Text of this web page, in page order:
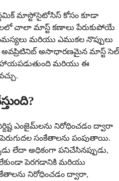
మాస్టోసైటోసిస్ కోసం కూడా
చాలా మాస్ట్ కణాలు పేరుకుపోయే
మరియు ఎముకల నొప్పులు
అవప్రిటినిబ్ అసాధారణమైన మాస్ట్ సెల్
మరియు ఈ
ఎంజైమ్‌లను నిరోధించడం ద్వారా
పెరుగుదల సంకేతాలను పంపుతాయి.
లేదా అధికంగా పనిచేసినప్పుడు,
పెరగడానికి మరియు
నిరోధించడం ద్వారా,